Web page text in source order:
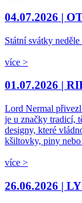
04.07.2026 |
Státní svátky
více >
01.07.2026 |
Lord Nermal
je u značky tradicí,
designy, které
kšiltovky, piny
více >
26.06.2026 |